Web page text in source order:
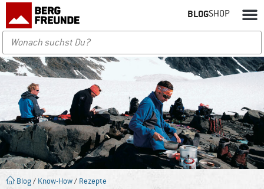
BLOGSHOP
Blog / Know-How/ Rezepte